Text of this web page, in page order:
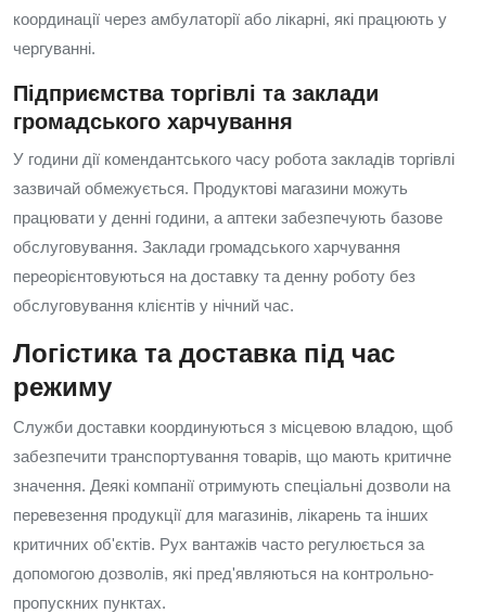
координації через амбулаторії або лікарні, які працюють у
чергуванні.
Підприємства торгівлі та заклади
громадського харчування
У години дії комендантського часу робота закладів торгівлі
зазвичай обмежується. Продуктові магазини можуть
працювати у денні години, а аптеки забезпечують базове
обслуговування. Заклади громадського харчування
переорієнтовуються на доставку та денну роботу без
обслуговування клієнтів у нічний час.
Логістика та доставка під час
режиму
Служби доставки координуються з місцевою владою, щоб
забезпечити транспортування товарів, що мають критичне
значення. Деякі компанії отримують спеціальні дозволи на
перевезення продукції для магазинів, лікарень та інших
критичних об'єктів. Рух вантажів часто регулюється за
допомогою дозволів, які пред'являються на контрольно-
пропускних пунктах.